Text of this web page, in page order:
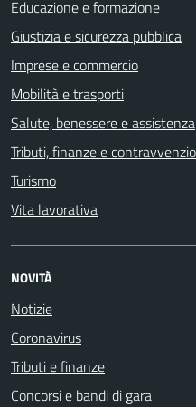
Educazione e formazione
Giustizia e sicurezza pubblica
Imprese e commercio
Mobilità e trasporti
Salute, benessere e assistenza
Tributi, finanze e
Turismo
Vita lavorativa
NOVITÀ
Notizie
Coronavirus
Tributi e finanze
Concorsi e bandi di gara